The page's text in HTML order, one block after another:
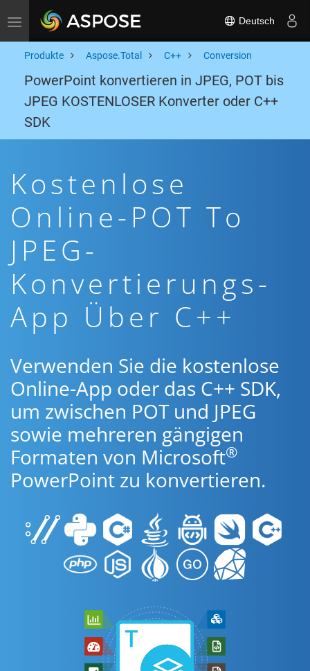
Toggle navigation Deutsch
Produkte Aspose.Total C++ Conversion
PowerPoint konvertieren in JPEG, POT bis
JPEG KOSTENLOSER Konverter oder C++
SDK
Kostenlose
Online-POT To
JPEG-
Konvertierungs-
App Über C++
Verwenden Sie die kostenlose
Online-App oder das C++ SDK,
um zwischen POT und JPEG
sowie mehreren gängigen
Formaten von Microsoft®
PowerPoint zu konvertieren.